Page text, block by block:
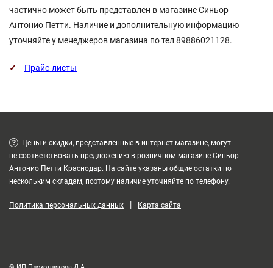
частично может быть представлен в магазине Синьор
Антонио Петти. Наличие и дополнительную информацию
уточняйте у менеджеров магазина по тел 89886021128.
Прайс-листы
?
Цены и скидки, представленные в интернет-магазине, могут
не соответствовать предложению в розничном магазине Синьор
Антонио Петти Краснодар. На сайте указаны общие остатки по
нескольким складам, поэтому наличие уточняйте по телефону.
Политика персональных данных | Карта сайта